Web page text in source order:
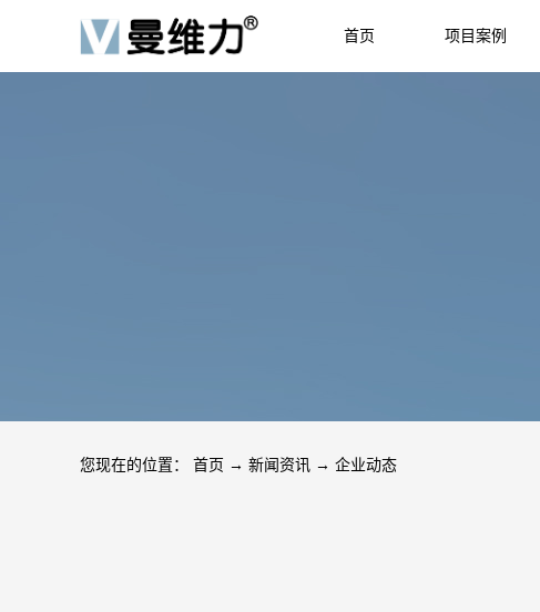
首页 项目案例
您现在的位置： 首页 → 新闻资讯 → 企业动态